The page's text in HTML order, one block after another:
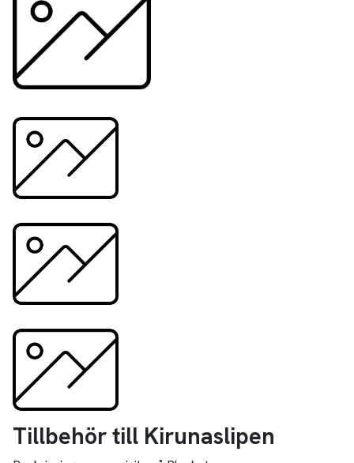
Tillbehör till Kirunaslipen